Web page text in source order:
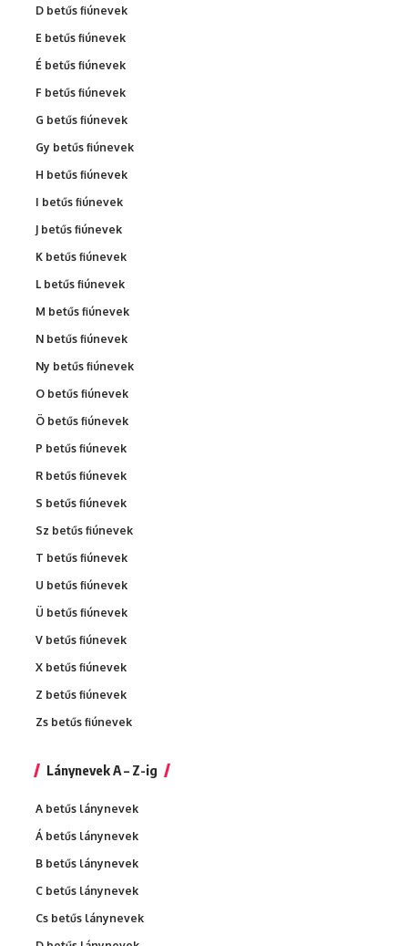
D betűs fiúnevek
E betűs fiúnevek
É betűs fiúnevek
F betűs fiúnevek
G betűs fiúnevek
Gy betűs fiúnevek
H betűs fiúnevek
I betűs fiúnevek
J betűs fiúnevek
K betűs fiúnevek
L betűs fiúnevek
M betűs fiúnevek
N betűs fiúnevek
Ny betűs fiúnevek
O betűs fiúnevek
Ö betűs fiúnevek
P betűs fiúnevek
R betűs fiúnevek
S betűs fiúnevek
Sz betűs fiúnevek
T betűs fiúnevek
U betűs fiúnevek
Ü betűs fiúnevek
V betűs fiúnevek
X betűs fiúnevek
Z betűs fiúnevek
Zs betűs fiúnevek
Lánynevek A – Z-ig
A betűs lánynevek
Á betűs lánynevek
B betűs lánynevek
C betűs lánynevek
Cs betűs lánynevek